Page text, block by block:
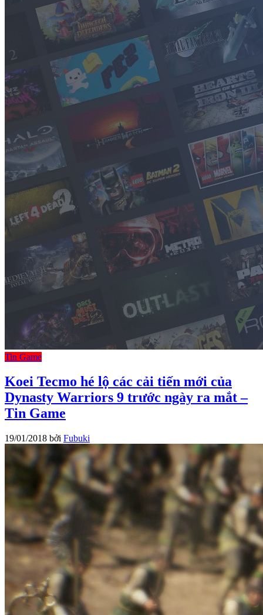
Tin Game
Koei Tecmo hé lộ các cải tiến mới của
Dynasty Warriors 9 trước ngày ra mắt –
Tin Game
19/01/2018 bởi Fubuki